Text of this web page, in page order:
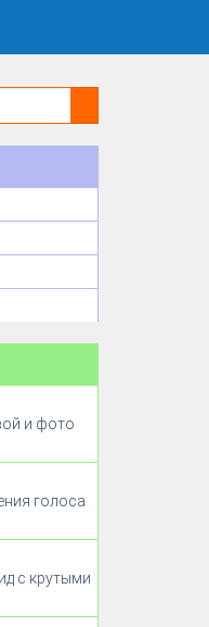
и фото
голоса
с крутыми